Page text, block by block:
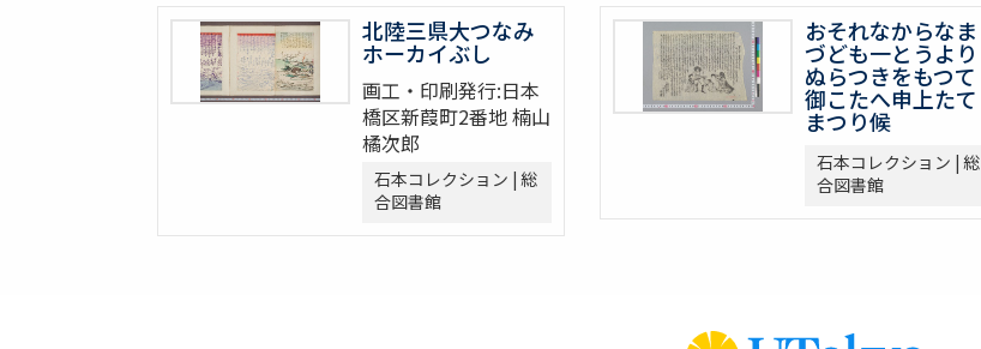
北陸三県大つなみ
ホーカイぶし
画工・印刷発行:日本
橋区新葭町2番地 楠山
橘次郎
石本コレクション | 総
合図書館
おそれなからなま
づども一とうより
ぬらつきをもつて
御こたへ申上たて
まつり候
石本コレクション | 総
合図書館